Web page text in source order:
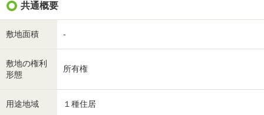
共通概要
敷地面積 -
敷地の権利
形態
所有権
用途地域 １種住居